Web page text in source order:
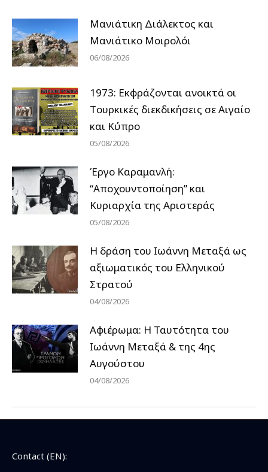
Μανιάτικη Διάλεκτος και
Μανιάτικο Μοιρολόι
06/08/2026
1973: Εκφράζονται ανοικτά οι
Tουρκικές διεκδικήσεις σε Αιγαίο
και Κύπρο
05/08/2026
Έργο Καραμανλή:
“Αποχουντοποίηση” και
Κυριαρχία της Αριστεράς
05/08/2026
H δράση του Ιωάννη Μεταξά ως
αξιωματικός του Ελληνικού
Στρατού
04/08/2026
Αφιέρωμα: Η Ταυτότητα του
Ιωάννη Μεταξά & της 4ης
Αυγούστου
04/08/2026
Contact (EN):